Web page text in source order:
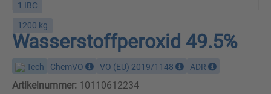
1 IBC
1200 kg
Wasserstoffperoxid 49.5%
Tech ChemVO VO (EU) 2019/1148 ADR
Artikelnummer: 10110612234